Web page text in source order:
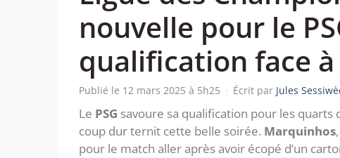
nouvelle pour le
qualification face
Publié le 12 mars 2025 à 5h25 · Écrit par Jules
Le PSG savoure sa qualification pour les quarts
coup dur ternit cette belle soirée. Marquinhos
pour le match aller après avoir écopé d’un